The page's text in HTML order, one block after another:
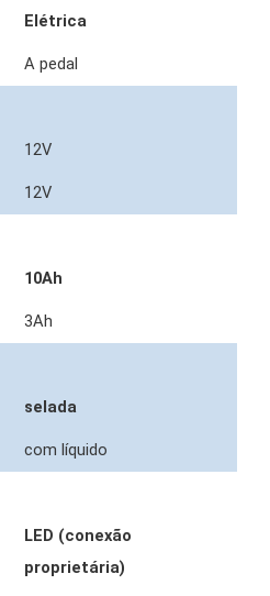
Elétrica
A pedal
12V
12V
10Ah
3Ah
selada
com líquido
LED (conexão
proprietária)